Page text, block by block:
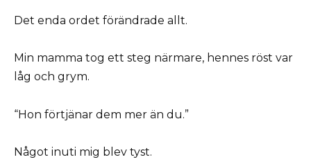
Det enda ordet förändrade allt.
Min mamma tog ett steg närmare, hennes röst var
låg och grym.
“Hon förtjänar dem mer än du.”
Något inuti mig blev tyst.